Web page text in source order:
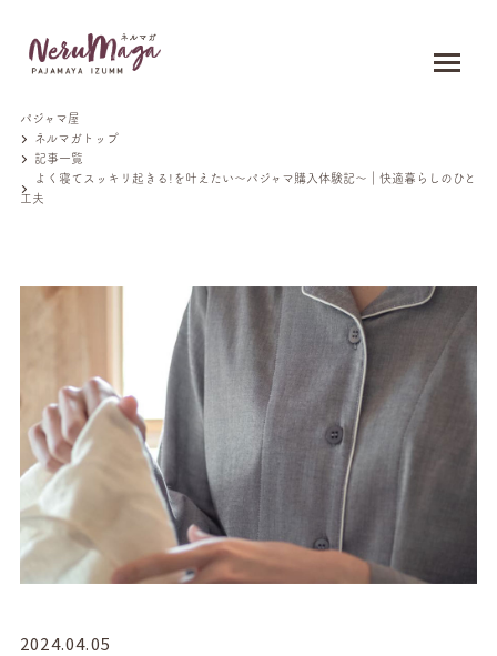
パジャマ屋
ネルマガトップ
記事一覧
よく寝てスッキリ起きる!を叶えたい〜パジャマ購入体験記〜｜快適暮らしのひと
工夫
2024.04.05